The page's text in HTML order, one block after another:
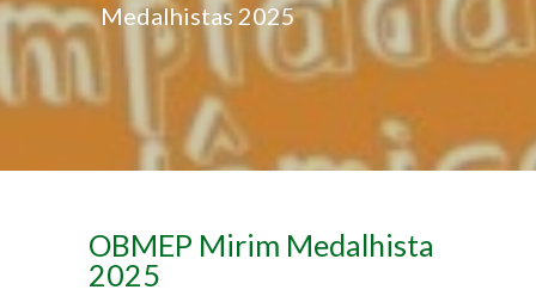
Medalhistas 2025
OBMEP Mirim Medalhista
2025